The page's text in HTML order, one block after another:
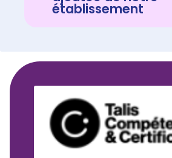
établissement